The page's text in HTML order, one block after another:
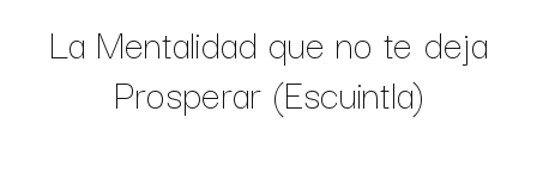
La Mentalidad que no te deja
Prosperar (Escuintla)